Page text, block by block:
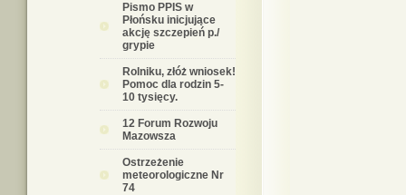
Pismo PPIS w
Płońsku inicjujące
akcję szczepień p./
grypie
Rolniku, złóż wniosek!
Pomoc dla rodzin 5-
10 tysięcy.
12 Forum Rozwoju
Mazowsza
Ostrzeżenie
meteorologiczne Nr
74